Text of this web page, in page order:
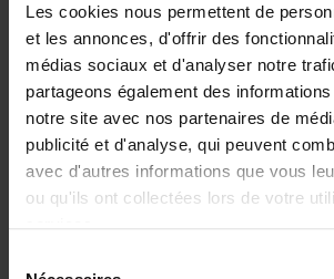
Les cookies nous permettent de
et les annonces, d'offrir des
médias sociaux et d'analyser notre
partageons également des
notre site avec nos partenaires de
publicité et d'analyse, qui peuvent
avec d'autres informations que vous
ou qu'ils ont collectées lors de votre
The Offer You
Refuse
Steven Van Belleghem
Couverture souple
2020
€37,50